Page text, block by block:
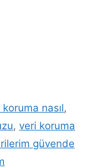
nasıl,
, veri koruma
güvende